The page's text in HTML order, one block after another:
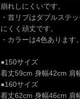
崩れしにくいです。
・首リブはダブルステ
にくく頑丈です。
・カラーは4色あります。
●150サイズ
着丈59cm 身幅42cm 肩
●160サイズ
着丈62cm 身幅46cm 肩